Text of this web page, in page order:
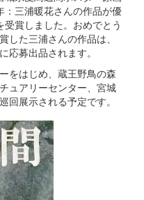
：三浦暖花さんの作品が優
賞しました。おめでとう
した三浦さんの作品は、
応募出品されます。
をはじめ、蔵王野鳥の森
ュアリーセンター、宮城
展示される予定です。